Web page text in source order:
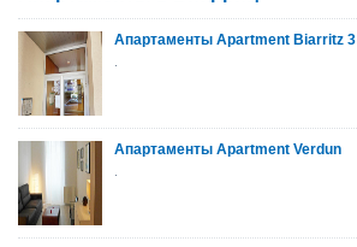
Апартаменты Apartment Biarritz 3
Апартаменты Apartment Verdun